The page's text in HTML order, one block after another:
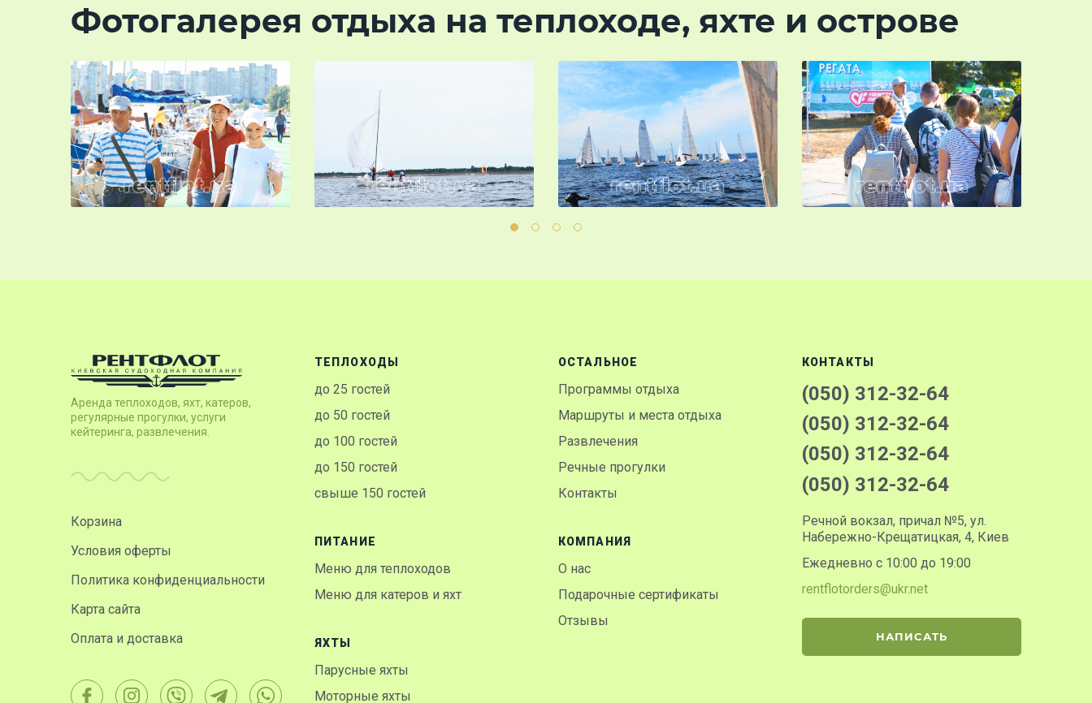
Фотогалерея отдыха на теплоходе, яхте и острове
Аренда теплоходов, яхт, катеров,
регулярные прогулки, услуги
кейтеринга, развлечения.
Корзина
Условия оферты
Политика конфиденциальности
Карта сайта
Оплата и доставка
ТЕПЛОХОДЫ
до 25 гостей
до 50 гостей
до 100 гостей
до 150 гостей
свыше 150 гостей
ПИТАНИЕ
Меню для теплоходов
Меню для катеров и яхт
ЯХТЫ
Парусные яхты
Моторные яхты
ОСТАЛЬНОЕ
Программы отдыха
Маршруты и места отдыха
Развлечения
Речные прогулки
Контакты
КОМПАНИЯ
О нас
Подарочные сертификаты
Отзывы
КОНТАКТЫ
(050) 312-32-64
(050) 312-32-64
(050) 312-32-64
(050) 312-32-64
Речной вокзал, причал №5, ул.
Набережно-Крещатицкая, 4, Киев
Ежедневно с 10:00 до 19:00
rentflotorders@ukr.net
НАПИСАТЬ